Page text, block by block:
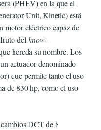
(PHEV) en la que el
Unit, Kinetic) está
motor eléctrico capaz de
del know-
hereda su nombre. Los
actuador denominado
que permite tanto el uso
de 830 hp, como el uso
DCT de 8